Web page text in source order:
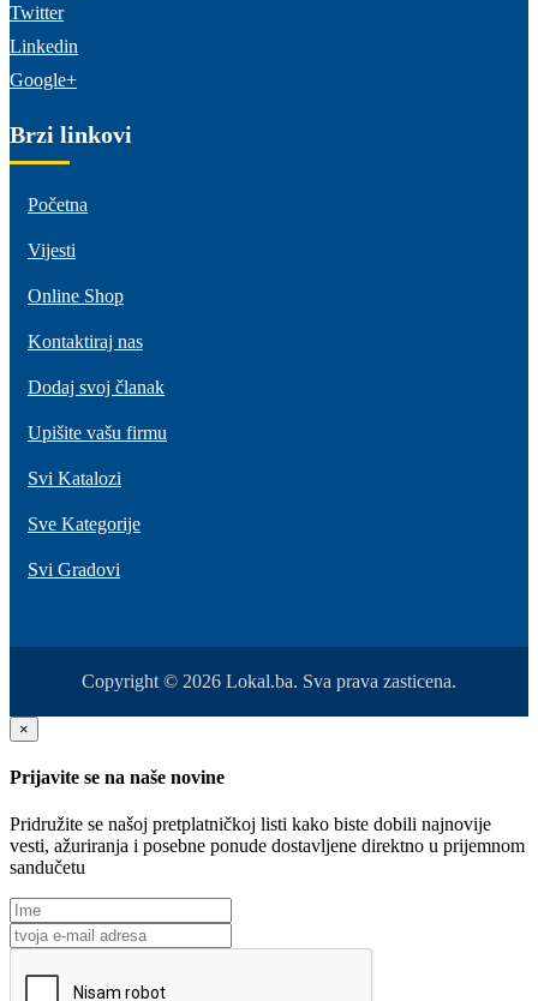
Twitter
Linkedin
Google+
Brzi linkovi
Početna
Vijesti
Online Shop
Kontaktiraj nas
Dodaj svoj članak
Upišite vašu firmu
Svi Katalozi
Sve Kategorije
Svi Gradovi
Copyright © 2026 Lokal.ba. Sva prava zasticena.
×
Prijavite se na naše novine
Pridružite se našoj pretplatničkoj listi kako biste dobili najnovije
vesti, ažuriranja i posebne ponude dostavljene direktno u prijemnom
sandučetu